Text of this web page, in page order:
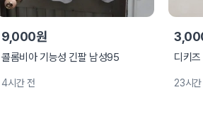
9,000원
콜롬비아 기능성 긴팔 남성95
4시간 전
디키
23시